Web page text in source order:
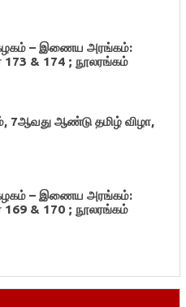
கழகம் – இணைய அரங்கம்:
& 174 ; நூலரங்கம்
7ஆவது ஆண்டு தமிழ் விழா,
கழகம் – இணைய அரங்கம்:
& 170 ; நூலரங்கம்